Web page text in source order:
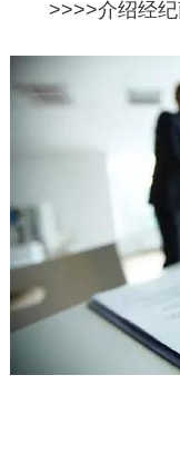
>>>>介绍经